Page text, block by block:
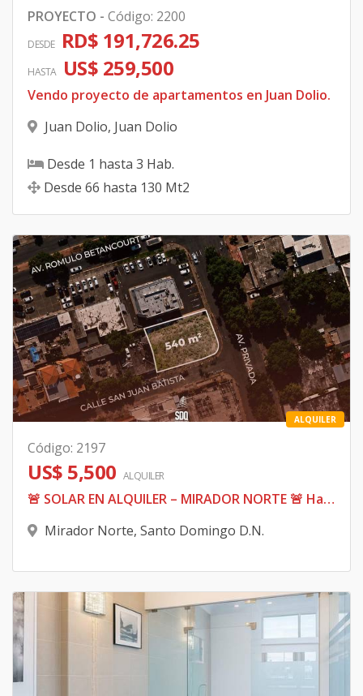
PROYECTO - Código: 2200
DESDE RD$ 191,726.25
HASTA US$ 259,500
Vendo proyecto de apartamentos en Juan Dolio.
Juan Dolio, Juan Dolio
Desde 1 hasta 3 Hab.
Desde 66 hasta 130 Mt2
ALQUILER
Código: 2197
US$ 5,500 ALQUILER
🚨 SOLAR EN ALQUILER – MIRADOR NORTE 🚨 Hay ubicaciones… y hay ubicaciones que te posicionan. Solar de 540 m² en una esquina estratégica
Mirador Norte, Santo Domingo D.N.